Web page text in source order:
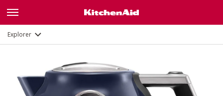
ExplorerGalerie